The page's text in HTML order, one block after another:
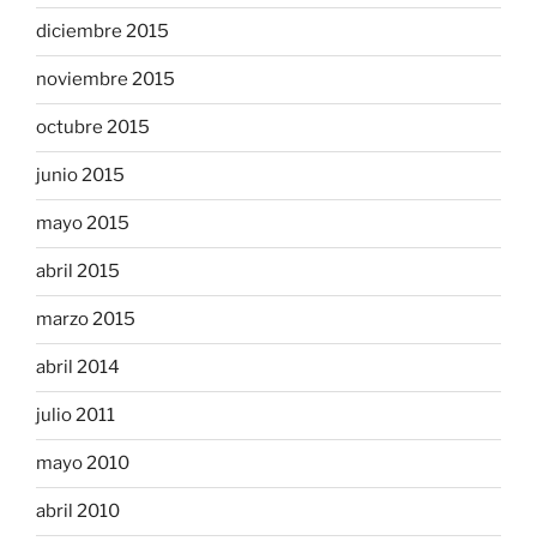
diciembre 2015
noviembre 2015
octubre 2015
junio 2015
mayo 2015
abril 2015
marzo 2015
abril 2014
julio 2011
mayo 2010
abril 2010